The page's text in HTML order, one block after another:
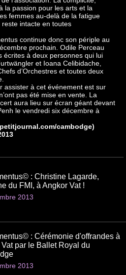
la passion pour les arts et la
femmes au-delà de la fatigue
reste intacte en toutes
continue donc son périple au
prochain. Odile Perceau
à deux personnes qui lui
et Ioana Celibidache,
d’Orchestres et toutes deux
assister à cet événement est sur
pas été mise en vente. La
aura lieu sur écran géant devant
le vendredi six décembre à
cambodge)
: Christine Lagarde,
du FMI, à Angkor Vat !
2013
: Cérémonie d'offrandes à
par le Ballet Royal du
2013